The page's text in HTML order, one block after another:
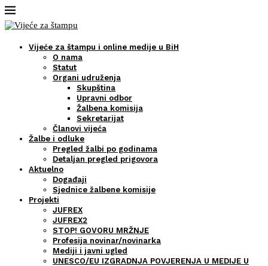
Vijeće za štampu i online medije u BiH
O nama
Statut
Organi udruženja
Skupština
Upravni odbor
Žalbena komisija
Sekretarijat
Članovi vijeća
Žalbe i odluke
Pregled žalbi po godinama
Detaljan pregled prigovora
Aktuelno
Događaji
Sjednice žalbene komisije
Projekti
JUFREX
JUFREX2
STOP! GOVORU MRŽNJE
Profesija novinar/novinarka
Mediji i javni ugled
UNESCO/EU IZGRADNJA POVJERENJA U MEDIJE U